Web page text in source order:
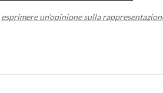
esprimere un’opinione sulla